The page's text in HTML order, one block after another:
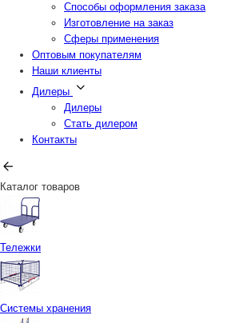
Способы оформления заказа
Изготовление на заказ
Сферы применения
Оптовым покупателям
Наши клиенты
Дилеры
Дилеры
Стать дилером
Контакты
Каталог товаров
Тележки
Системы хранения